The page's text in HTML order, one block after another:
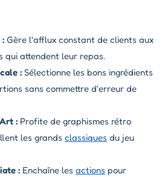
Gère l'afflux constant de clients aux
qui attendent leur repas.
: Sélectionne les bons ingrédients
sans commettre d'erreur de
: Profite de graphismes rétro
les grands classiques du jeu
: Enchaîne les actions pour